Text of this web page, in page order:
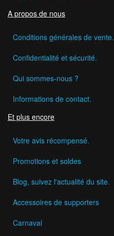
A propos de nous
Conditions générales de vente.
Confidentialité et sécurité.
Qui sommes-nous ?
Informations de contact.
Et plus encore
Votre avis récompensé.
Promotions et soldes
Blog, suivez l'actualité du site.
Accessoires de supporters
Carnaval